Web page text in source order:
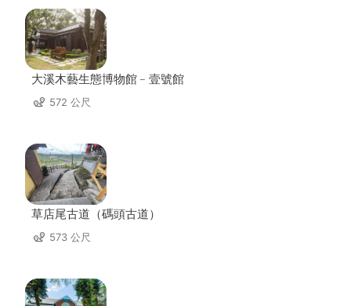
大溪木藝生態博物館﹣壹號館
572 公尺
草店尾古道（碼頭古道）
573 公尺